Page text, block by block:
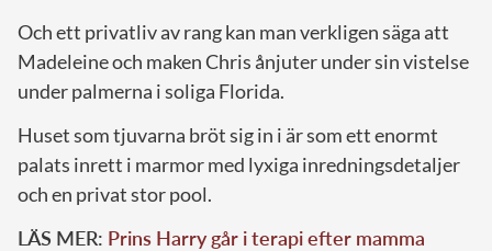
Och ett privatliv av rang kan man verkligen säga att
Madeleine och maken Chris ånjuter under sin vistelse
under palmerna i soliga Florida.
Huset som tjuvarna bröt sig in i är som ett enormt
palats inrett i marmor med lyxiga inredningsdetaljer
och en privat stor pool.
LÄS MER: Prins Harry går i terapi efter mamma